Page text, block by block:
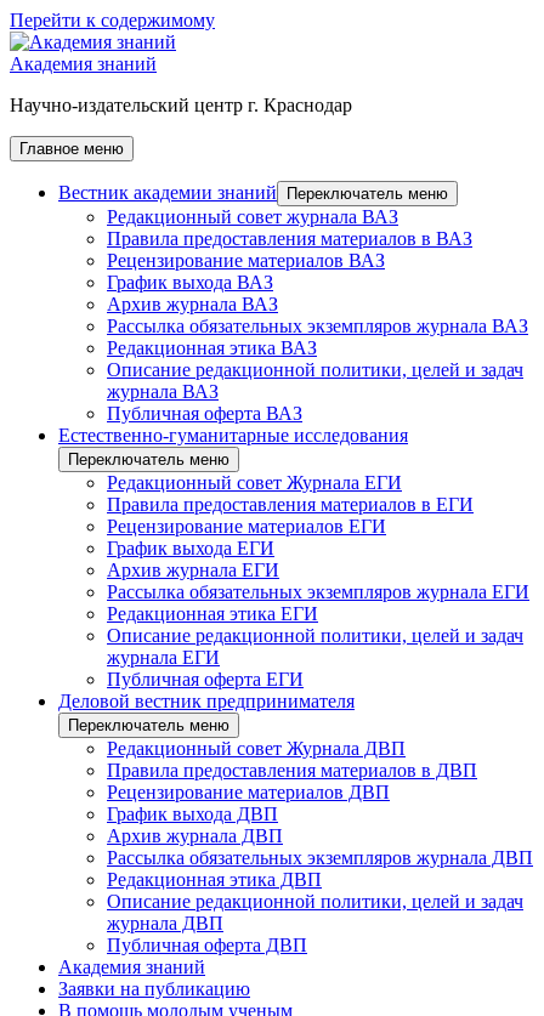
Перейти к содержимому
Академия знаний
Научно-издательский центр г. Краснодар
Главное меню
Вестник академии знаний Переключатель меню
Редакционный совет журнала ВАЗ
Правила предоставления материалов в ВАЗ
Рецензирование материалов ВАЗ
График выхода ВАЗ
Архив журнала ВАЗ
Рассылка обязательных экземпляров журнала ВАЗ
Редакционная этика ВАЗ
Описание редакционной политики, целей и задач
журнала ВАЗ
Публичная оферта ВАЗ
Естественно-гуманитарные исследования
Переключатель меню
Редакционный совет Журнала ЕГИ
Правила предоставления материалов в ЕГИ
Рецензирование материалов ЕГИ
График выхода ЕГИ
Архив журнала ЕГИ
Рассылка обязательных экземпляров журнала ЕГИ
Редакционная этика ЕГИ
Описание редакционной политики, целей и задач
журнала ЕГИ
Публичная оферта ЕГИ
Деловой вестник предпринимателя
Переключатель меню
Редакционный совет Журнала ДВП
Правила предоставления материалов в ДВП
Рецензирование материалов ДВП
График выхода ДВП
Архив журнала ДВП
Рассылка обязательных экземпляров журнала ДВП
Редакционная этика ДВП
Описание редакционной политики, целей и задач
журнала ДВП
Публичная оферта ДВП
Академия знаний
Заявки на публикацию
В помощь молодым ученым